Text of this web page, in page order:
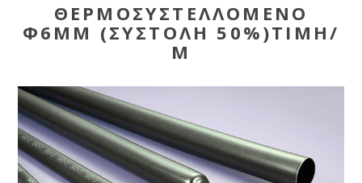
ΘΕΡΜΟΣΥΣΤΕΛΛΟΜΕΝΟ
Φ6MM (ΣΥΣΤΟΛΗ 50%)ΤΙΜΗ/
Μ